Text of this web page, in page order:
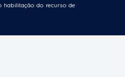
habilitação do recurso de